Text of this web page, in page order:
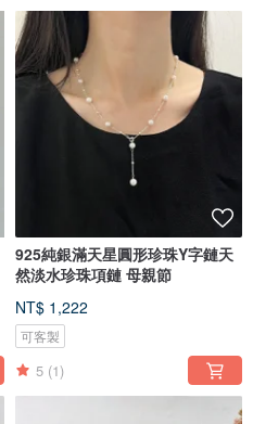
925純銀滿天星圓形珍珠Y字鏈天
然淡水珍珠項鏈 母親節
NT$ 1,222
可客製
5 (1)